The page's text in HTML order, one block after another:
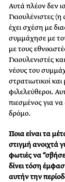
Αυτά πλέον δεν
Γκιουλένιστες
έχει σχέση με
συμμάχησε με
με τους
Γκιουλενιστές
νέους του
στρατιωτικοί
φιλελεύθεροι.
πιεσμένος για να
δρόμο.
Ποια είναι τα
στιγμή ανοιχτά
φωτιές να
δίνει τόση
αυτήν την